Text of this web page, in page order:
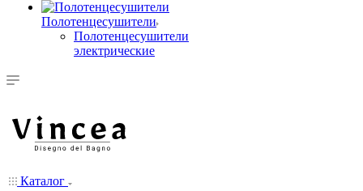
Полотенцесушители
Полотенцесушители
электрические
Каталог